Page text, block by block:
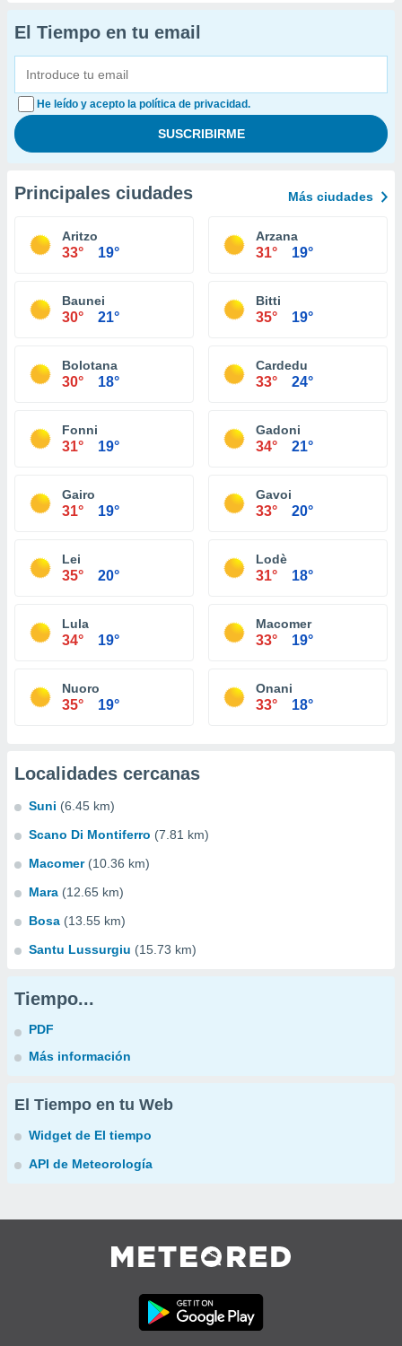
El Tiempo en tu email
He leído y acepto la política de privacidad.
Principales ciudades Más ciudades
Aritzo
33° 19°
Arzana
31° 19°
Baunei
30° 21°
Bitti
35° 19°
Bolotana
30° 18°
Cardedu
33° 24°
Fonni
31° 19°
Gadoni
34° 21°
Gairo
31° 19°
Gavoi
33° 20°
Lei
35° 20°
Lodè
31° 18°
Lula
34° 19°
Macomer
33° 19°
Nuoro
35° 19°
Onani
33° 18°
Localidades cercanas
Suni (6.45 km)
Scano Di Montiferro (7.81 km)
Macomer (10.36 km)
Mara (12.65 km)
Bosa (13.55 km)
Santu Lussurgiu (15.73 km)
Tiempo...
PDF
Más información
El Tiempo en tu Web
Widget de El tiempo
API de Meteorología